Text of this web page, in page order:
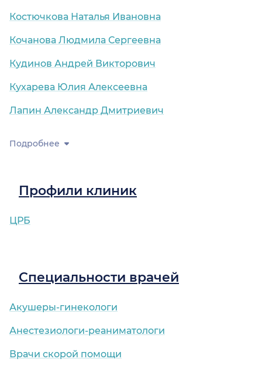
Костючкова Наталья Ивановна
Кочанова Людмила Сергеевна
Кудинов Андрей Викторович
Кухарева Юлия Алексеевна
Лапин Александр Дмитриевич
Подробнее
Профили клиник
ЦРБ
Специальности врачей
Акушеры-гинекологи
Анестезиологи-реаниматологи
Врачи скорой помощи